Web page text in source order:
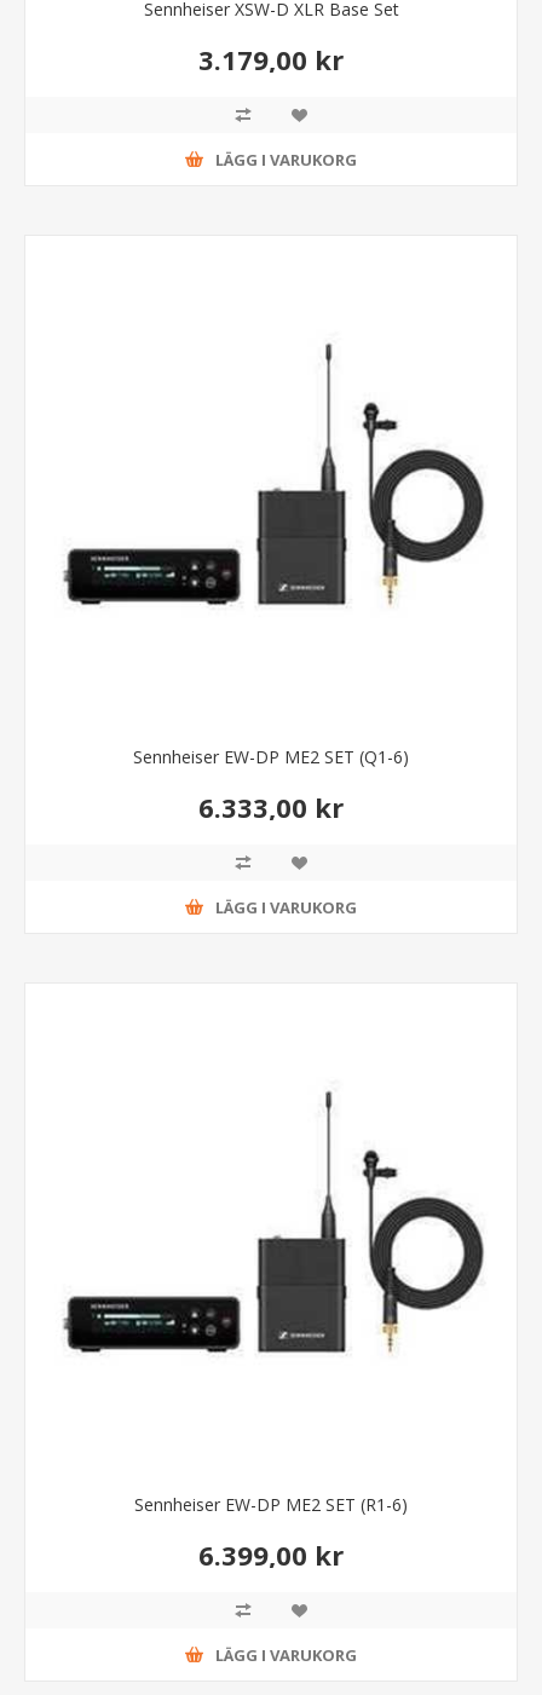
Sennheiser XSW-D XLR Base Set
3.179,00 kr
LÄGG I VARUKORG
Sennheiser EW-DP ME2 SET (Q1-6)
6.333,00 kr
LÄGG I VARUKORG
Sennheiser EW-DP ME2 SET (R1-6)
6.399,00 kr
LÄGG I VARUKORG